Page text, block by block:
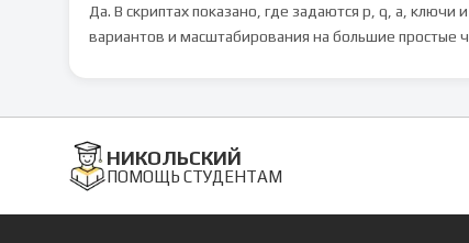
Да. В скриптах показано, где задаются p, q, a,
вариантов и масштабирования на большие простые
НИКОЛЬСКИЙ
ПОМОЩЬ СТУДЕНТАМ